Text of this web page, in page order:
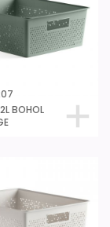
BOHOL